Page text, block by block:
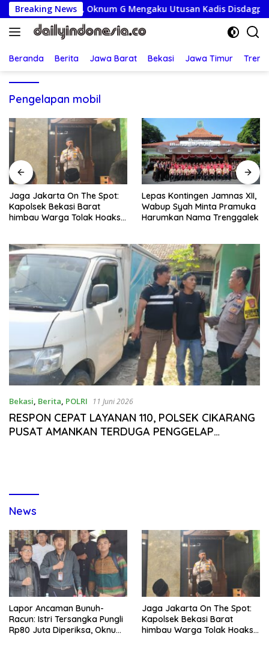
Langsung
ke
konten
Breaking News
Diperiksa, Oknum G Mengaku Utusan Kadis Disdagperin
Beranda Berita Jawa Barat Bekasi Jawa Timur
Pengelapan mobil
Jaga Jakarta On The Spot:
Kapolsek Bekasi Barat
himbau Warga Tolak Hoaks
Lepas Kontingen Jamnas XII,
Wabup Syah Minta Pramuka
Harumkan Nama Trenggalek
Bekasi, Berita, POLRI 11 Juni 2026
RESPON CEPAT LAYANAN 110, POLSEK CIKARANG
PUSAT AMANKAN TERDUGA PENGGELAP
News
Lapor Ancaman Bunuh-
Racun: Istri Tersangka Pungli
Rp80 Juta Diperiksa, Oknum
Jaga Jakarta On The Spot:
Kapolsek Bekasi Barat
himbau Warga Tolak Hoaks